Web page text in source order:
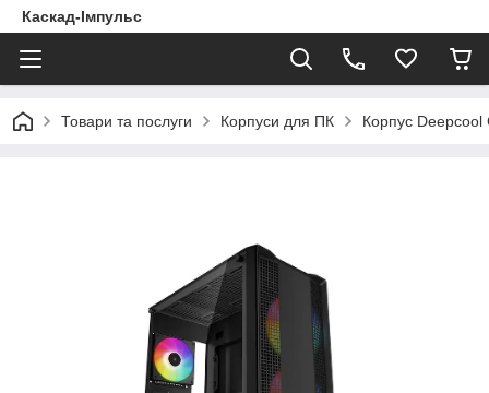
Каскад-Імпульс
Товари та послуги Корпуси для ПК Корпус